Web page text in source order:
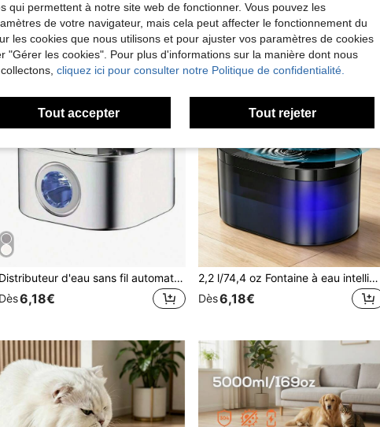
Distributeur d'eau sans fil automatique pour chats - Distributeur d'eau pour animaux de compagnie en acier inoxydable, alimenté par USB/batterie 18650, grande capacité de 3,2 L/108 oz, conception anti-fuite, sans filtre nécessaire, pour utilisation intérieure des chats - Cadeau idéal pour les propriétaires d'animaux de compagnie, distributeur d'eau durable
Dès6,18€
2,2 l/74,4 oz Fontaine à eau intelligente sans fil pour chat avec capteur - Distributeur d'eau rechargeable pour animaux de compagnie, alimenté par batterie - Noir, filtres de rechange disponibles
Dès6,18€
qui permettent à notre site web de fonctionner. Vous pouvez les
de votre navigateur, mais cela peut affecter le fonctionnement du
les cookies que nous utilisons et pour ajuster vos paramètres de cookies
"Gérer les cookies". Pour plus d'informations sur la manière dont nous
cliquez ici pour consulter notre Politique de confidentialité.
Tout accepter Tout rejeter